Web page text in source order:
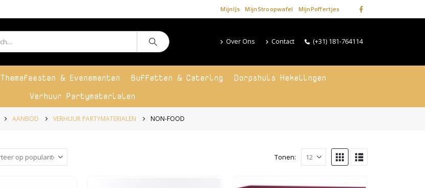
MijnIJs MijnStroopwafel MijnPoffertjes
Over Ons Contact (+31) 181-764114
Themafeesten & Evenementen Buffetten & Catering
Dorpshuis Hekelingen
Verhuur Partymaterialen
AANBOD VERHUUR PARTYMATERIALEN NON-FOOD
Tonen: